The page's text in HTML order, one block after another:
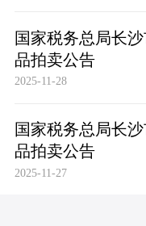
国家税务总局长
品拍卖公告
2025-11-28
国家税务总局长
品拍卖公告
2025-11-27